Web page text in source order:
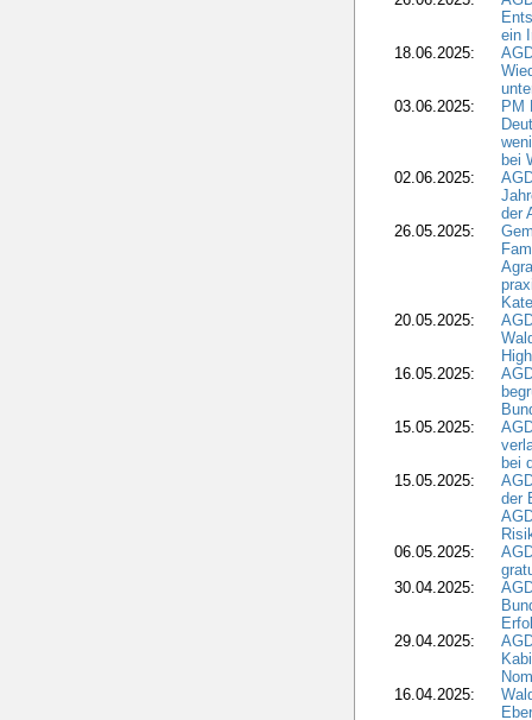
ein
18.06.2025:
03.06.2025:
PM
bei
02.06.2025:
der
26.05.2025:
20.05.2025:
16.05.2025:
15.05.2025:
bei
15.05.2025:
der
06.05.2025:
30.04.2025:
29.04.2025:
16.04.2025: